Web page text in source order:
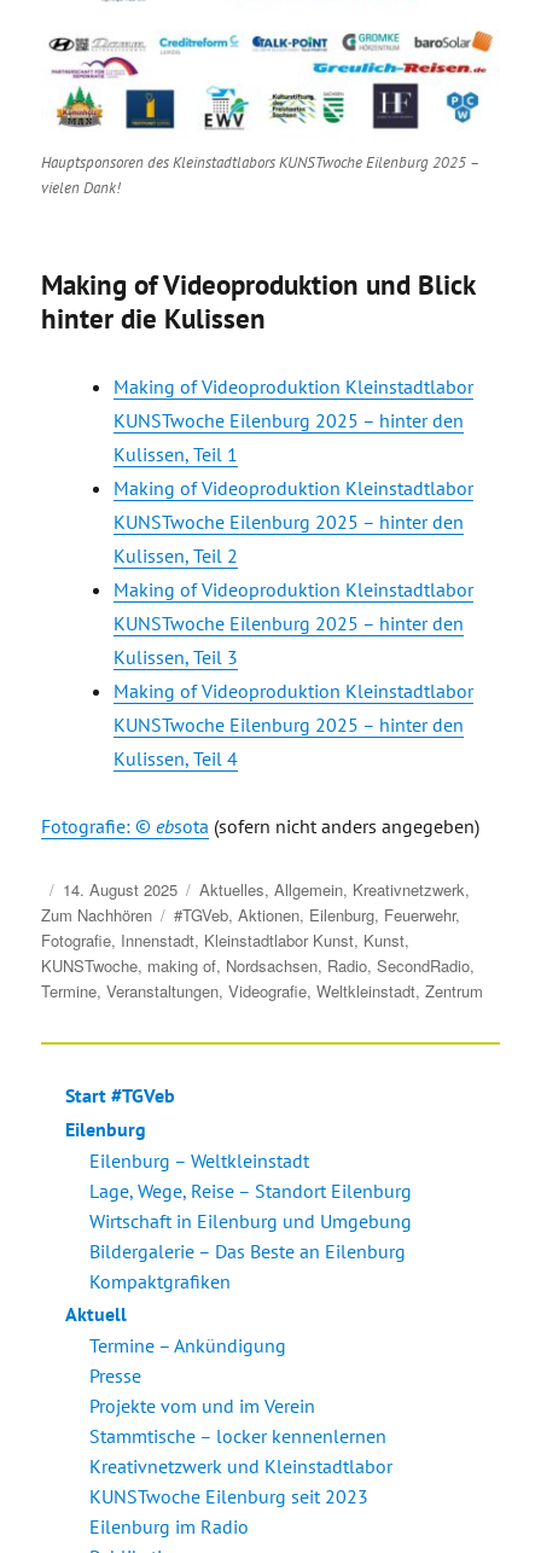
Hauptsponsoren des Kleinstadtlabors KUNSTwoche Eilenburg 2025 –
vielen Dank!
Making of Videoproduktion und Blick
hinter die Kulissen
Making of Videoproduktion Kleinstadtlabor
KUNSTwoche Eilenburg 2025 – hinter den
Kulissen, Teil 1
Making of Videoproduktion Kleinstadtlabor
KUNSTwoche Eilenburg 2025 – hinter den
Kulissen, Teil 2
Making of Videoproduktion Kleinstadtlabor
KUNSTwoche Eilenburg 2025 – hinter den
Kulissen, Teil 3
Making of Videoproduktion Kleinstadtlabor
KUNSTwoche Eilenburg 2025 – hinter den
Kulissen, Teil 4
Fotografie: ©ebsota (sofern nicht anders angegeben)
Veröffentlicht
am
14. August 2025 Kategorien
Aktuelles,Allgemein, Kreativnetzwerk,
Zum Nachhören
Schlagwörter
#TGVeb,Aktionen, Eilenburg, Feuerwehr,
Fotografie, Innenstadt, Kleinstadtlabor Kunst, Kunst,
KUNSTwoche, making of, Nordsachsen, Radio,SecondRadio,
Termine,Veranstaltungen,Videografie,Weltkleinstadt,Zentrum
Start #TGVeb
Eilenburg
Eilenburg – Weltkleinstadt
Lage, Wege, Reise – Standort Eilenburg
Wirtschaft in Eilenburg und Umgebung
Bildergalerie – Das Beste an Eilenburg
Kompaktgrafiken
Aktuell
Termine – Ankündigung
Presse
Projekte vom und im Verein
Stammtische – locker kennenlernen
Kreativnetzwerk und Kleinstadtlabor
KUNSTwoche Eilenburg seit 2023
Eilenburg im Radio